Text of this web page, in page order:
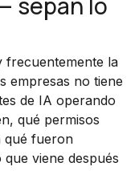
frecuentemente la
empresas no tiene
de IA operando
qué permisos
qué fueron
viene después